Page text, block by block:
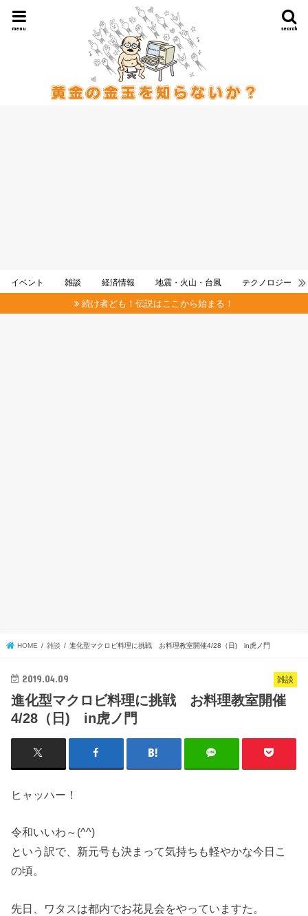
search
menu
イベント 雑談 経済情報 地震・火山・台風 テクノロジー
続け者ども！伝説はここから始まる！
HOME 雑談 進化型マクロビ料理に挑戦 お料理教室開催4/28（日) in虎ノ門
雑談
2019.04.09
進化型マクロビ料理に挑戦 お料理教室開催
4/28（日) in虎ノ門
ヒャッハー！
令和いいわ～(^^)
という訳で、新元号も決まって気持ちも軽やかな今日こ
の頃。
先日、ワタスは都内でお花見会をやっていますた。